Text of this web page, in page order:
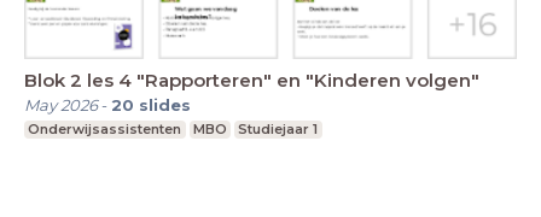
Blok 2 les 4 "Rapporteren" en "Kinderen volgen"
May 2026- 20 slides
Onderwijsassistenten MBO Studiejaar 1